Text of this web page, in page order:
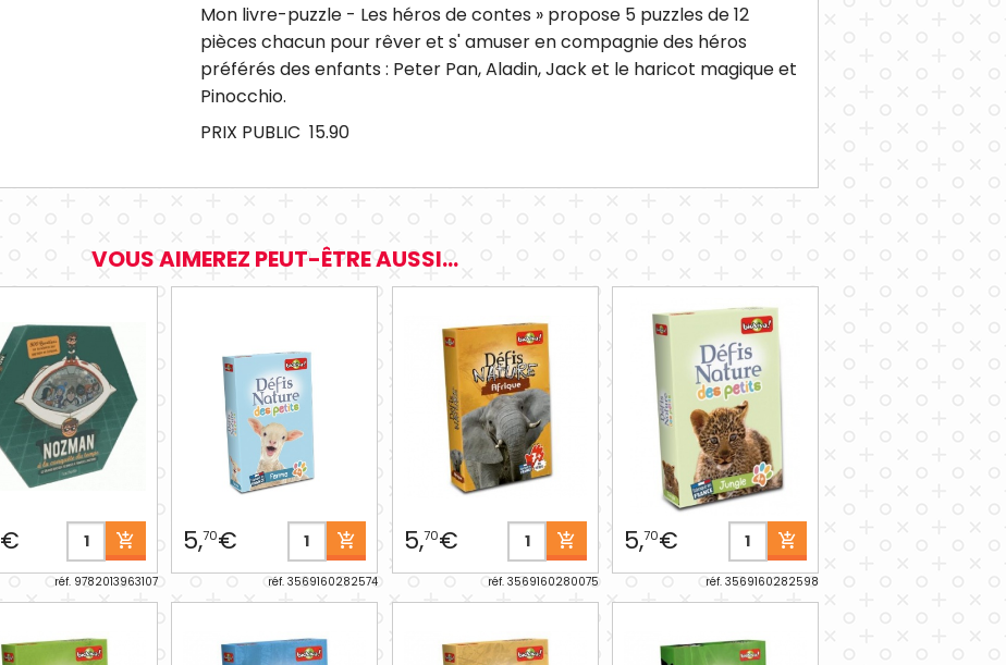
Mon livre-puzzle - Les héros de contes » propose 5 puzzles de 12
pièces chacun pour rêver et s' amuser en compagnie des héros
préférés des enfants : Peter Pan, Aladin, Jack et le haricot magique et
Pinocchio.
PRIX PUBLIC 15.90
VOUS AIMEREZ PEUT-ÊTRE AUSSI...
€
réf. 9782013963107
5,70€
réf. 3569160282574
5,70€
réf. 3569160280075
5,70€
réf. 3569160282598